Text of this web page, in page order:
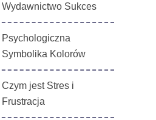
Wydawnictwo Sukces
Psychologiczna
Symbolika Kolorów
Czym jest Stres i
Frustracja